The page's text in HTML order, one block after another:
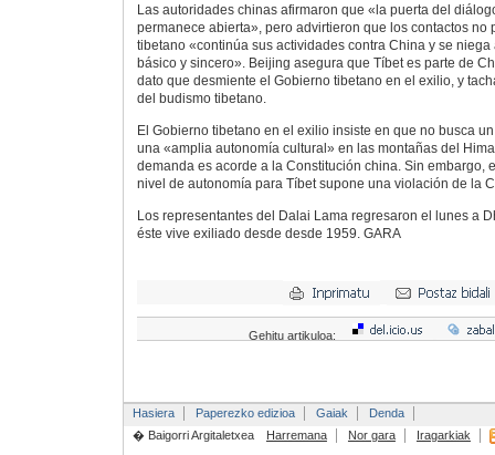
Las autoridades chinas afirmaron que «la puerta del
permanece abierta», pero advirtieron que los contactos no
tibetano «continúa sus actividades contra China y se niega
básico y sincero». Beijing asegura que Tíbet es parte de
dato que desmiente el Gobierno tibetano en el exilio, y
del budismo tibetano.
El Gobierno tibetano en el exilio insiste en que no busca
una «amplia autonomía cultural» en las montañas del
demanda es acorde a la Constitución china. Sin embargo,
nivel de autonomía para Tíbet supone una violación de la
Los representantes del Dalai Lama regresaron el lunes a
éste vive exiliado desde desde 1959. GARA
Gehitu artikuloa:
Hasiera Paperezko edizioa Gaiak
Denda
� Baigorri Argitaletxea
Harremana Nor gara Iragarkiak